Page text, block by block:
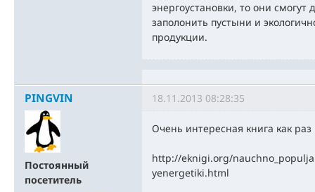
энергоустановки, то они смогут
заполонить пустыни и
продукции.
PINGVIN
Постоянный
посетитель
18.11.2013 08:28:35
Очень интересная книга как
http://eknigi.org/
yenergetiki.html